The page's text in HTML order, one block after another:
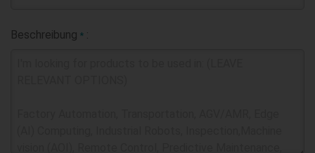
Beschreibung * :